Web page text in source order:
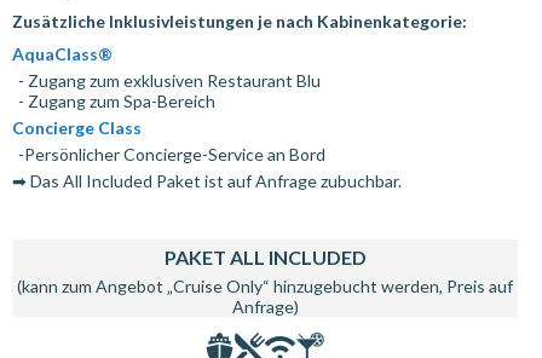
Zusätzliche Inklusivleistungen je nach Kabinenkategorie:
AquaClass®
- Zugang zum exklusiven Restaurant Blu
- Zugang zum Spa-Bereich
Concierge Class
-Persönlicher Concierge-Service an Bord
➡ Das All Included Paket ist auf Anfrage zubuchbar.
PAKET ALL INCLUDED
(kann zum Angebot „Cruise Only“ hinzugebucht werden, Preis auf
Anfrage)